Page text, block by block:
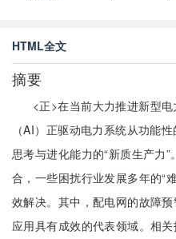
HTML全文
摘要
<正>在当前大力推进新型
（AI）正驱动电力系统从功能
思考与进化能力的“新质生产力
合，一些困扰行业发展多年的“
效解决。其中，配电网的故障
应用具有成效的代表领域。相